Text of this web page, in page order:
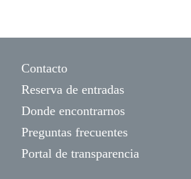
Contacto
Reserva de entradas
Donde encontrarnos
Preguntas frecuentes
Portal de transparencia